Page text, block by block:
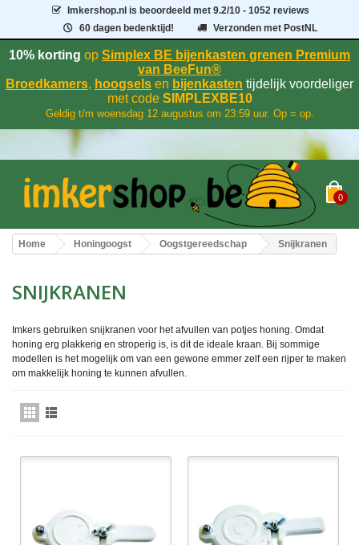
Imkershop.nl is beoordeeld met9.2/10 - 1052 reviews
60 dagen bedenktijd!
Verzonden met PostNL
10% korting op Simplex BE bijenkasten grenen Premium
van BeeFun®
Broedkamers, hoogsels en bijenkasten tijdelijk voordeliger
met codeSIMPLEXBE10
Geldig t/m woensdag 12 augustus om 23:59 uur. Op = op.
0
Home Honingoogst Oogstgereedschap Snijkranen
SNIJKRANEN
Imkers gebruiken snijkranen voor het afvullen van potjes honing. Omdat
honing erg plakkerig en stroperig is, is dit de ideale kraan. Bij sommige
modellen is het mogelijk om van een gewone emmer zelf een rijper te maken
om makkelijk honing te kunnen afvullen.